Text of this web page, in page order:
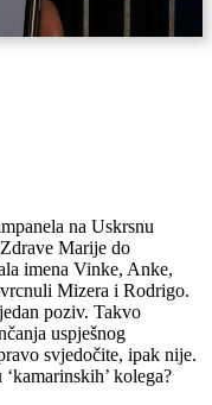
na Uskrsnu
Marije do
imena Vinke, Anke,
Mizera i Rodrigo.
poziv. Takvo
uspješnog
svjedočite, ipak nije.
kolega?